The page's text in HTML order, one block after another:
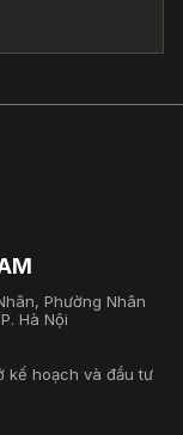
Phường Nhân
Hà Nội
kế hoạch và đầu tư